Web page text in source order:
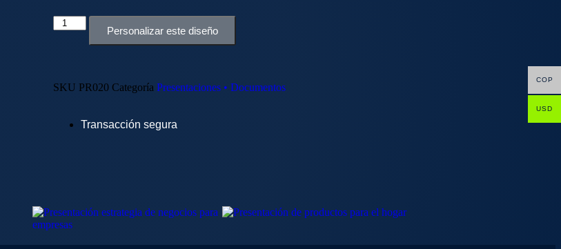
Personalizar este diseño
SKU PR020 Categoría Presentaciones • Documentos
Transacción segura
COP
USD